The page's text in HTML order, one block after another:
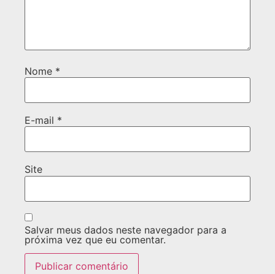
Nome *
E-mail *
Site
Salvar meus dados neste navegador para a
próxima vez que eu comentar.